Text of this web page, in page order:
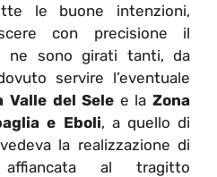
le buone intenzioni,
con precisione il
ne sono girati tanti, da
servire l’eventuale
Valle del Sele e la Zona
e Eboli, a quello di
la realizzazione di
al tragitto